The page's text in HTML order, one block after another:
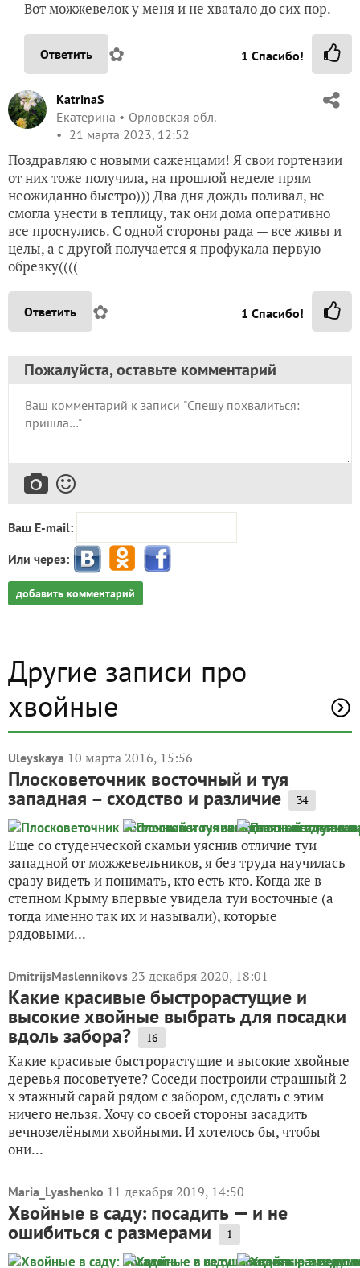
Вот можжевелок у меня и не хватало до сих пор.
Ответить ✿ 1 Спасибо!
KatrinaS
Екатерина
Орловская обл.
21 марта 2023, 12:52
Поздравляю с новыми саженцами! Я свои гортензии
от них тоже получила, на прошлой неделе прям
неожиданно быстро))) Два дня дождь поливал, не
смогла унести в теплицу, так они дома оперативно
все проснулись. С одной стороны рада — все живы и
целы, а с другой получается я профукала первую
обрезку((((
Ответить ✿ 1 Спасибо!
Пожалуйста, оставьте комментарий
Ваш E-mail:
Или через:
добавить комментарий
Другие записи про
хвойные
Uleyskaya 10 марта 2016, 15:56
Плосковеточник восточный и туя
западная – сходство и различие 34
Еще со студенческой скамьи уяснив отличие туи
западной от можжевельников, я без труда научилась
сразу видеть и понимать, кто есть кто. Когда же в
степном Крыму впервые увидела туи восточные (а
тогда именно так их и называли), которые
рядовыми...
DmitrijsMaslennikovs 23 декабря 2020, 18:01
Какие красивые быстрорастущие и
высокие хвойные выбрать для посадки
вдоль забора? 16
Какие красивые быстрорастущие и высокие хвойные
деревья посоветуете? Соседи построили страшный 2-
х этажный сарай рядом с забором, сделать с этим
ничего нельзя. Хочу со своей стороны засадить
вечнозелёными хвойными. И хотелось бы, чтобы
они...
Maria_Lyashenko 11 декабря 2019, 14:50
Хвойные в саду: посадить — и не
ошибиться с размерами 1